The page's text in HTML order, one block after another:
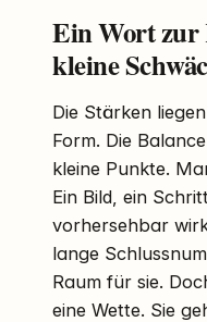
Ein Wort
kleine
Die Stärken
Form. Die
kleine Punkte.
Ein Bild, ein
vorhersehbar
lange
Raum für sie.
eine Wette. Sie